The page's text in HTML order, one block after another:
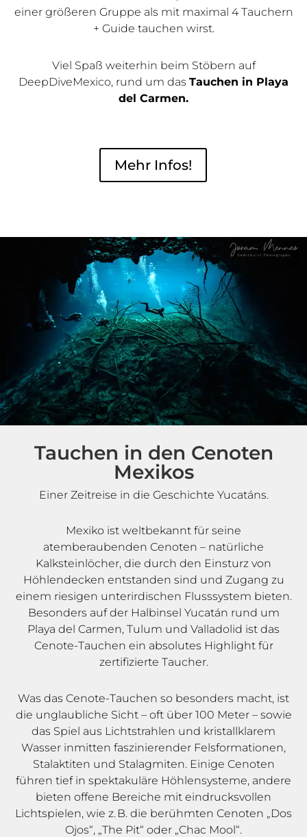
einer größeren Gruppe als mit maximal 4 Tauchern
+ Guide tauchen wirst.
Viel Spaß weiterhin beim Stöbern auf
DeepDiveMexico, rund um das Tauchen in Playa
del Carmen.
Mehr Infos!
Tauchen in den Cenoten
Mexikos
Einer Zeitreise in die Geschichte Yucatáns.
Mexiko ist weltbekannt für seine
atemberaubenden Cenoten – natürliche
Kalksteinlöcher, die durch den Einsturz von
Höhlendecken entstanden sind und Zugang zu
einem riesigen unterirdischen Flusssystem bieten.
Besonders auf der Halbinsel Yucatán rund um
Playa del Carmen, Tulum und Valladolid ist das
Cenote-Tauchen ein absolutes Highlight für
zertifizierte Taucher.
Was das Cenote-Tauchen so besonders macht, ist
die unglaubliche Sicht – oft über 100 Meter – sowie
das Spiel aus Lichtstrahlen und kristallklarem
Wasser inmitten faszinierender Felsformationen,
Stalaktiten und Stalagmiten. Einige Cenoten
führen tief in spektakuläre Höhlensysteme, andere
bieten offene Bereiche mit eindrucksvollen
Lichtspielen, wie z. B. die berühmten Cenoten „Dos
Ojos“, „The Pit“ oder „Chac Mool“.